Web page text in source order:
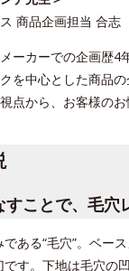
商品企画担当 合志
ーカーでの企画歴4
を中心とした商品の
点から、お客様のお
すことで、毛穴
ある“毛穴”。ベー
す。下地は毛穴の